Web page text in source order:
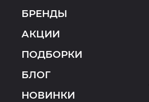
БРЕНДЫ
АКЦИИ
ПОДБОРКИ
БЛОГ
НОВИНКИ